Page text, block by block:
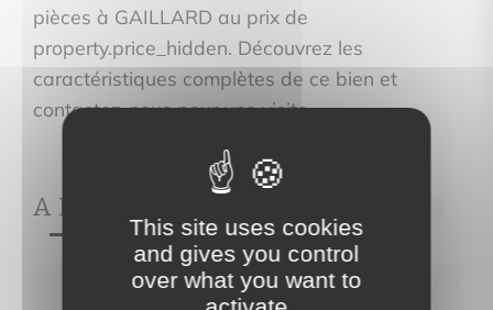
pièces à GAILLARD au prix de
property.price_hidden. Découvrez les
caractéristiques complètes de ce bien et
contactez-nous pour une visite.
A PROPOS DE
Nous devons vérifier votre email pour voir les
This site uses cookies
and gives you control
over what you want to